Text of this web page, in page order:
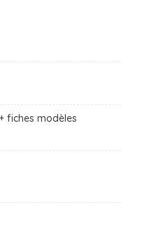
fiches modèles